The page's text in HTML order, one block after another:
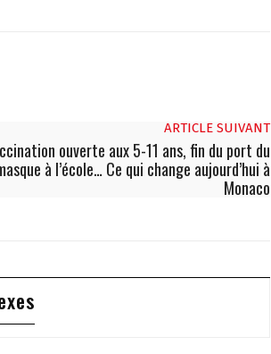
ARTICLE SUIVANT
ouverte aux 5-11 ans, fin du port du
à l’école… Ce qui change aujourd’hui à
Monaco